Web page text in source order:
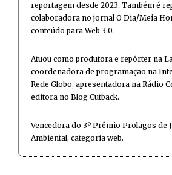
reportagem desde 2023. Também é
colaboradora no jornal O Dia/Meia
conteúdo para Web 3.0.
Atuou como produtora e repórter na
coordenadora de programação na
Rede Globo, apresentadora na Rádio
editora no Blog Cutback.
Vencedora do 3º Prêmio Prolagos de
Ambiental, categoria web.